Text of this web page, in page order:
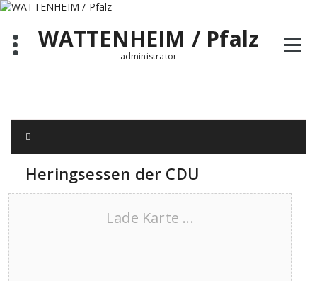
Zum
springenWATTENHEIM / Pfalz
administrator
Heringsessen der CDU
Lade Karte ...